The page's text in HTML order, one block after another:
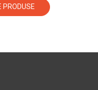
PRODUSE